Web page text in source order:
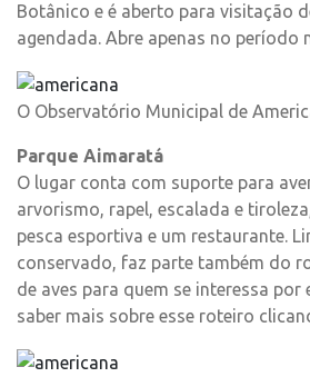
Botânico e é aberto para visitação
agendada. Abre apenas no período
O Observatório Municipal de
Parque Aimaratá
O lugar conta com suporte para
arvorismo, rapel, escalada e
pesca esportiva e um restaurante.
conservado, faz parte também do
de aves para quem se interessa por
saber mais sobre esse roteiro